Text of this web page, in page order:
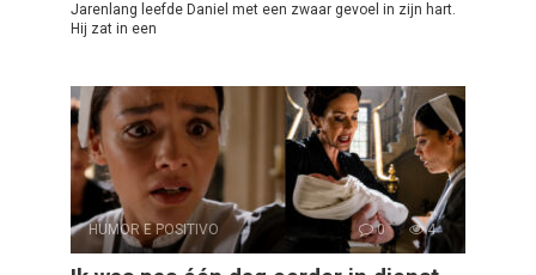
Jarenlang leefde Daniel met een zwaar gevoel in zijn hart.
Hij zat in een
HUMOR E POSITIVO 0 4